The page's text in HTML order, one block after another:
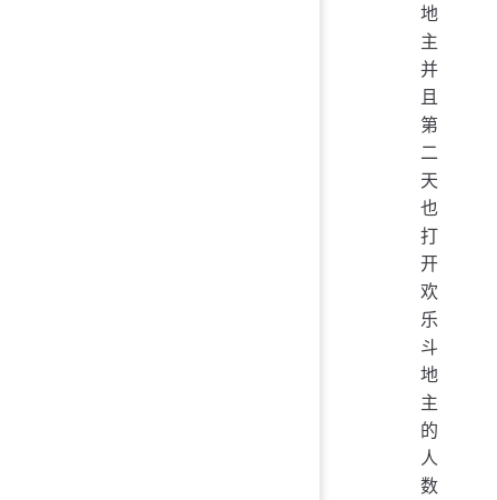
地
主
并
且
第
二
天
也
打
开
欢
乐
斗
地
主
的
人
数